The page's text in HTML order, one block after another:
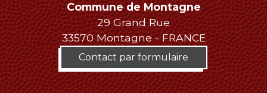
Commune de Montagne
29 Grand Rue
33570 Montagne - FRANCE
Contact par formulaire